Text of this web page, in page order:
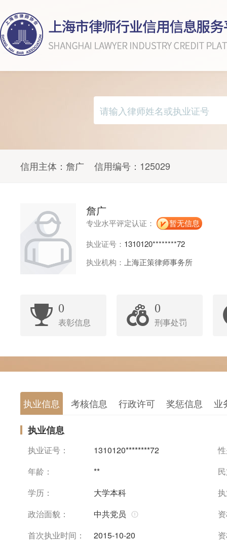
信用主体： 詹广 信用编号： 125029
詹广
专业水平评定认证：
暂无信息
执业证号： 1310120********72
执业机构： 上海正策律师事务所
0
表彰信息
0
刑事处罚
执业信息 考核信息 行政许可 奖惩信息 业
执业信息
执业证号： 1310120********72
年龄：
**
学历：
大学本科
政治面貌：
中共党员
首次执业时间：
2015-10-20